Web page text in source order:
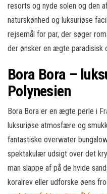
resorts og nyde solen og den
naturskønhed og luksuriøse
rejsemål for par, der søger
der ønsker en ægte paradisisk
Bora Bora –
Polynesien
Bora Bora er en ægte perle i
luksuriøse atmosfære og
fantastiske overwater
spektakulær udsigt over det
man slappe af på de hvide
koralrev eller udforske øens